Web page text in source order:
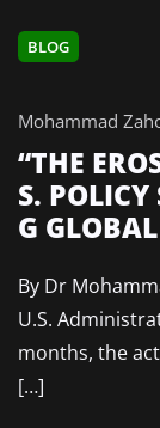
BLOG
Mohammad
“THE
S.
G
By Dr
U.S.
months, the
[…]